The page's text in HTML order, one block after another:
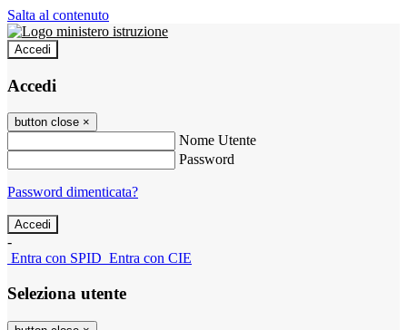
Salta al contenuto
Accedi
Accedi
button close ×
Nome Utente
Password
Password dimenticata?
-
Entra con SPID Entra con CIE
Seleziona utente